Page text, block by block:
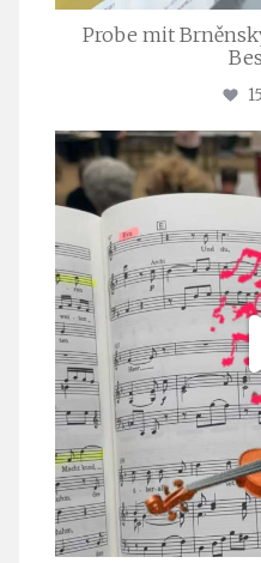
Probe mit
15